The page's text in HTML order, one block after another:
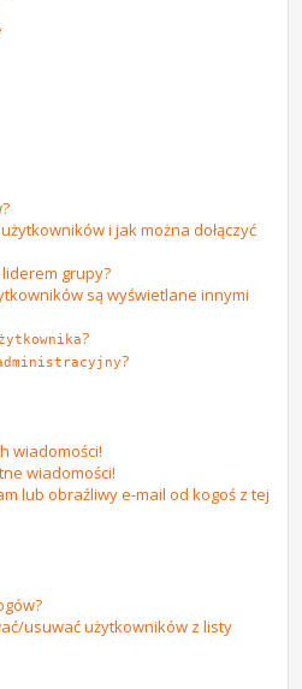
i jak można dołączyć
grupy?
są wyświetlane innymi
?
?
wiadomości!
wiadomości!
lub obraźliwy e-mail od kogoś z tej
usuwać użytkowników z listy